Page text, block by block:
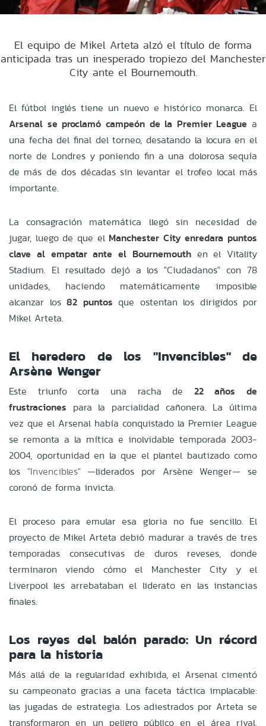
El equipo de Mikel Arteta alzó el título de forma
anticipada tras un inesperado tropiezo del Manchester
City ante el Bournemouth.
El fútbol inglés tiene un nuevo e histórico monarca. El
Arsenal se proclamó campeón de la Premier League a
una fecha del final del torneo, desatando la locura en el
norte de Londres y poniendo fin a una dolorosa sequía
de más de dos décadas sin levantar el trofeo local más
importante.
La consagración matemática llegó sin necesidad de
jugar, luego de que el Manchester City enredara puntos
clave al empatar ante el Bournemouthen el Vitality
Stadium. El resultado dejó a los "Ciudadanos" con 78
unidades, haciendo matemáticamente imposible
alcanzar los 82 puntos que ostentan los dirigidos por
Mikel Arteta.
El heredero de los "Invencibles" de
Arsène Wenger
Este triunfo corta una racha de 22 años de
frustraciones para la parcialidad cañonera. La última
vez que el Arsenal había conquistado la Premier League
se remonta a la mítica e inolvidable temporada 2003-
2004, oportunidad en la que el plantel bautizado como
los "Invencibles"—liderados por Arsène Wenger— se
coronó de forma invicta.
El proceso para emular esa gloria no fue sencillo. El
proyecto de Mikel Arteta debió madurar a través de tres
temporadas consecutivas de duros reveses, donde
terminaron viendo cómo el Manchester City y el
Liverpool les arrebataban el liderato en las instancias
finales.
Los reyes del balón parado: Un récord
para la historia
Más allá de la regularidad exhibida, el Arsenal cimentó
su campeonato gracias a una faceta táctica implacable:
las jugadas de estrategia. Los adiestrados por Arteta se
transformaron en un peligro público en el área rival,